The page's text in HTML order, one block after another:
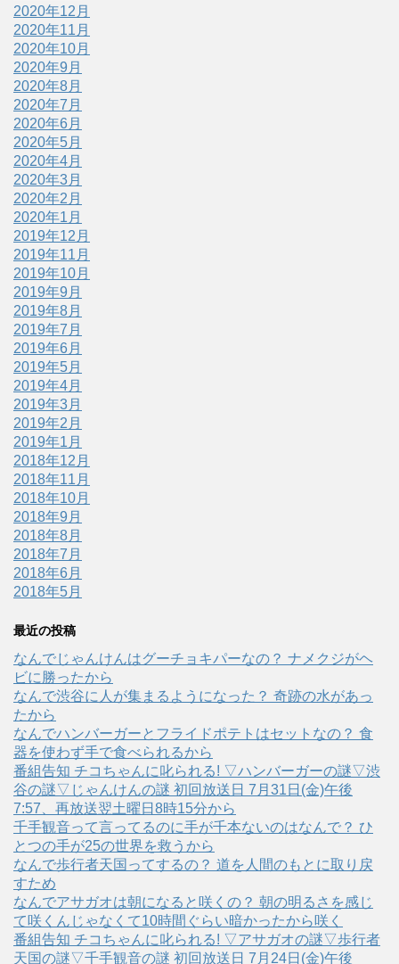
2020年12月
2020年11月
2020年10月
2020年9月
2020年8月
2020年7月
2020年6月
2020年5月
2020年4月
2020年3月
2020年2月
2020年1月
2019年12月
2019年11月
2019年10月
2019年9月
2019年8月
2019年7月
2019年6月
2019年5月
2019年4月
2019年3月
2019年2月
2019年1月
2018年12月
2018年11月
2018年10月
2018年9月
2018年8月
2018年7月
2018年6月
2018年5月
最近の投稿
なんでじゃんけんはグーチョキパーなの？ ナメクジがヘ
ビに勝ったから
なんで渋谷に人が集まるようになった？ 奇跡の水があっ
たから
なんでハンバーガーとフライドポテトはセットなの？ 食
器を使わず手で食べられるから
番組告知 チコちゃんに叱られる! ▽ハンバーガーの謎▽渋
谷の謎▽じゃんけんの謎 初回放送日 7月31日(金)午後
7:57、再放送翌土曜日8時15分から
千手観音って言ってるのに手が千本ないのはなんで？ ひ
とつの手が25の世界を救うから
なんで歩行者天国ってするの？ 道を人間のもとに取り戻
すため
なんでアサガオは朝になると咲くの？ 朝の明るさを感じ
て咲くんじゃなくて10時間ぐらい暗かったから咲く
番組告知 チコちゃんに叱られる! ▽アサガオの謎▽歩行者
天国の謎▽千手観音の謎 初回放送日 7月24日(金)午後